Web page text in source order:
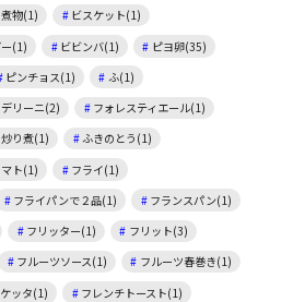
物(1)
ビスケット(1)
(1) ビビンバ(1)
ピヨ卵(35)
ピンチョス(1)
ふ(1)
リーニ(2)
フォレスティエール(1)
り煮(1)
ふきのとう(1)
ト(1)
フライ(1)
フライパンで２品(1)
フランスパン(1)
フリッター(1)
フリット(3)
フルーツソース(1)
フルーツ春巻き(1)
ッタ(1)
フレンチトースト(1)